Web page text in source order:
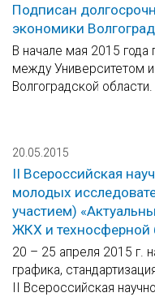
Подписан
экономики
В начале мая 2015
между Университетом
Волгоградской области.
20.05.2015
II Всероссийская
молодых
участием)
ЖКХ и техносферной
20 – 25 апреля 2015 г.
графика,
II Всероссийская